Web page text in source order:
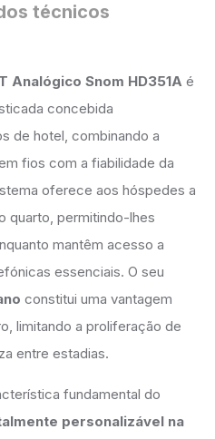
técnicos
Analógico Snom HD351A é
concebida
de hotel, combinando a
fios com a fiabilidade da
oferece aos hóspedes a
quarto, permitindo-lhes
mantêm acesso a
essenciais. O seu
constitui uma vantagem
limitando a proliferação de
entre estadias.
fundamental do
personalizável na